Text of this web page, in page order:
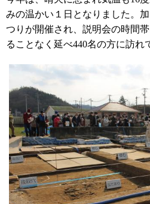
みの温かい１日となりました。
つりが開催され、説明会の時間
ることなく延べ440名の方に訪れ